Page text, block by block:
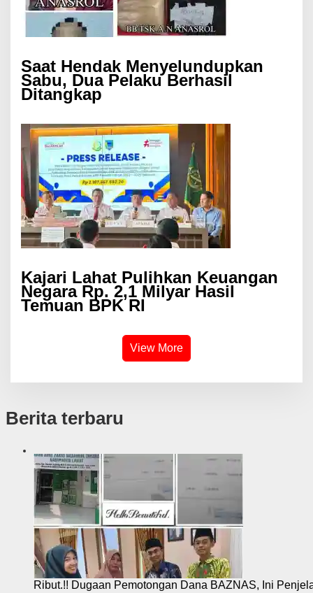
Saat Hendak Menyelundupkan
Sabu, Dua Pelaku Berhasil
Ditangkap
Kajari Lahat Pulihkan Keuangan
Negara Rp. 2,1 Milyar Hasil
Temuan BPK RI
View More
Berita terbaru
Ribut.!! Dugaan Pemotongan Dana BAZNAS, Ini